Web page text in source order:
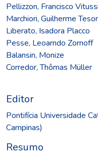
Pellizzon, Francisco Vitussi
Marchiori, Guilherme
Liberato, Isadora Placco
Pesse, Leoarndo Zornoff
Balansin, Monize
Corredor, Thômas Müller
Editor
Pontifícia Universidade
Campinas)
Resumo